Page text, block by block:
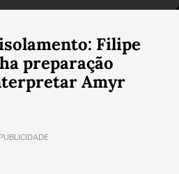
Filipe
preparação
Amyr
PUBLICIDADE